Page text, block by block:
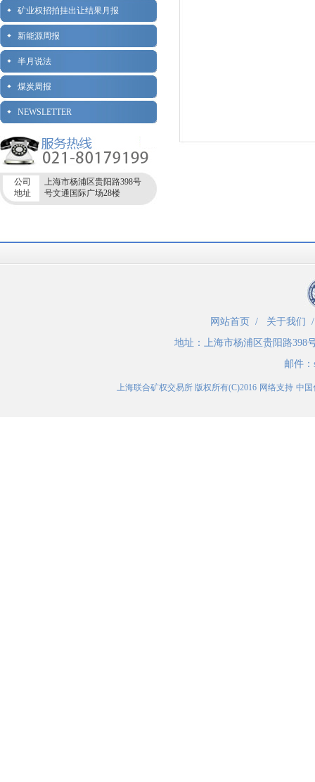
矿业权招拍挂出让结果月报
新能源周报
半月说法
煤炭周报
NEWSLETTER
公司
地址
上海市杨浦区贵阳路398号
号文通国际广场28楼
网站首页 / 关于我们
地址： 上海市杨浦区贵阳路398
邮件：
上海联合矿权交易所版权所有(C)2016 网络支持 中国